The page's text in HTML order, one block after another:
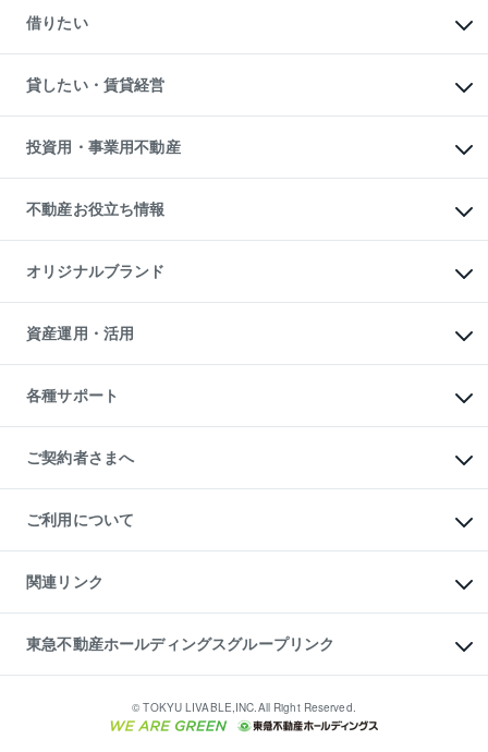
中古一戸建ての購入
不動産購入の流れ
注目キーワード物件特集
購入ガイド
English 繁体中文簡体中文
一戸建ての売却・査定
土地の売却・査定
スピードAI査定
不動産査定について
不動産売却の流れ
不動産買換えの流れ
売却ガイド
借りたい
オフィス・店舗の賃貸
借りるときの流れ
借りるガイド
貸したい・賃貸経営
マンション賃料データ
賃貸管理プラン
リロケーションについて
貸すガイド
投資用・事業用不動産
事業用不動産
マンション投資
投資用マンション
アパート経営
収益物件
ビル購入（ビル一棟）
投資用不動産の売却査定
事業用不動産の売却査定
不動産お役立ち情報
マンションライブラリー
人気マンションランキング
暮らしに役立つ不動産メディア
不動産相場・不動産価格情報
不動産コラム・ニュース
不動産用語集
不動産なんでもネット相談室
住まいの税金
オリジナルブランド
一棟リノベーションマンション
L`GENTE（ルジェンテ）
区分リノベーションマンション
投資用一棟レジデンスWELL
不動産小口投資
LEGACIA（レガシア）
資産運用・活用
不動産M&A
アセットマネジメント・出資
各種サポート
相続サポート
リフォームサポート
ご契約者さまへ
ご紹介・再契約特典
入居者様専用-各種ご案内（賃貸）
東急こすもす会「こすもすWeb」
ご利用について
金融商品取引について
東急リバブル ソーシャルメディアポリシー
ご意見・お問い合わせ（金融商品取引専用の相談・お問い合わせ窓口）
ダイレクトメール（郵送物）・Eメールなどの送付停止について
関連リンク
これからご結婚される方に東急百貨店のブライダルクラブ
人材サービスのご用命は 東急リバブルスタッフ株式会社まで
東北の逸品を贈ります 東北すぐれものセレクション
東急不動産ホールディングスグループリンク
東急コミュニティー
東急住宅リース
© TOKYU LIVABLE,INC.All Right Reserved.